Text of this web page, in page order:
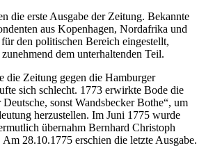
die erste Ausgabe der Zeitung. Bekannte
aus Kopenhagen, Nordafrika und
den politischen Bereich eingestellt,
dem unterhaltenden Teil.
die Zeitung gegen die Hamburger
sich schlecht. 1773 erwirkte Bode die
sonst Wandsbecker Bothe“, um
herzustellen. Im Juni 1775 wurde
übernahm Bernhard Christoph
28.10.1775 erschien die letzte Ausgabe.